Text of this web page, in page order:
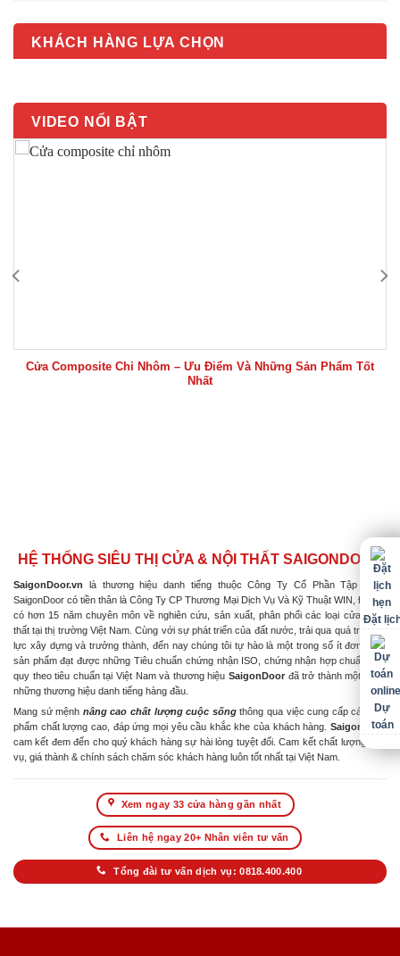
KHÁCH HÀNG LỰA CHỌN
VIDEO NỔI BẬT
Cửa Composite Chỉ Nhôm – Ưu Điểm Và Những Sản Phẩm Tốt
Nhất
HỆ THỐNG SIÊU THỊ CỬA & NỘI THẤT SAIGONDOOR
SaigonDoor.vn là thương hiệu danh tiếng thuộc Công Ty Cổ Phần Tập Đoàn
SaigonDoor có tiền thân là Công Ty CP Thương Mại Dịch Vụ Và Kỹ Thuật WIN, Đơn vị
có hơn 15 năm chuyên môn về nghiên cứu, sản xuất, phân phối các loại cửa & nội
thất tại thị trường Việt Nam. Cùng với sự phát triển của đất nước, trải qua quá trình nỗ
lực xây dựng và trưởng thành, đến nay chúng tôi tự hào là một trong số ít đơn vị có
sản phẩm đạt được những Tiêu chuẩn chứng nhận ISO, chứng nhận hợp chuẩn hợp
quy theo tiêu chuẩn tại Việt Nam và thương hiệu SaigonDoor đã trở thành một trong
những thương hiệu danh tiếng hàng đầu.
Mang sứ mệnh nâng cao chất lượng cuộc sốngthông qua việc cung cấp các sản
phẩm chất lượng cao, đáp ứng mọi yêu cầu khắc khe của khách hàng. SaigonDoor
cam kết đem đến cho quý khách hàng sự hài lòng tuyệt đối. Cam kết chất lượng dịch
vụ, giá thành & chính sách chăm sóc khách hàng luôn tốt nhất tại Việt Nam.
Xem ngay 33 cửa hàng gần nhất
Liên hệ ngay 20+ Nhân viên tư vấn
Tổng đài tư vấn dịch vụ: 0818.400.400
Đặt
Dự
toán